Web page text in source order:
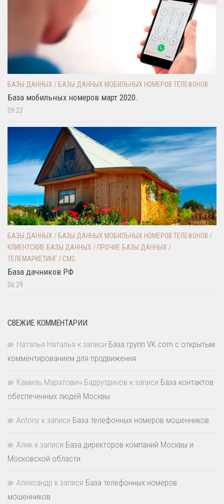
БАЗЫ ДАННЫХ / БАЗЫ ДАННЫХ МОБИЛЬНЫХ НОМЕРОВ ТЕЛЕФОНОВ
База мобильных номеров март 2020.
09:22
БАЗЫ ДАННЫХ / БАЗЫ ДАННЫХ МОБИЛЬНЫХ НОМЕРОВ ТЕЛЕФОНОВ /
КЛИЕНТСКИЕ БАЗЫ ДАННЫХ / ПРОЧИЕ БАЗЫ ДАННЫХ /
ТЕЛЕМАРКЕТИНГ / СМС
База дачников РФ
06:29
СВЕЖИЕ КОММЕНТАРИИ
Наталья Наталья к записи База групп VK.com с открытым
комментированием для продвижения
Камиль Маратович Бадрутдинов к записи База контактов
обеспеченных людей Москвы
Antony к записи База телефонных номеров мошенников
Алик к записи База директоров компаний Москвы и
Московской области
Александр к записи База телефонных номеров
мошенников